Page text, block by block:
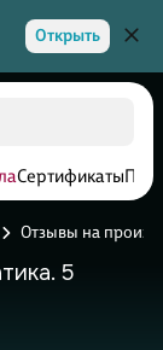
Открыть
Сертификаты
Отзывы на
5